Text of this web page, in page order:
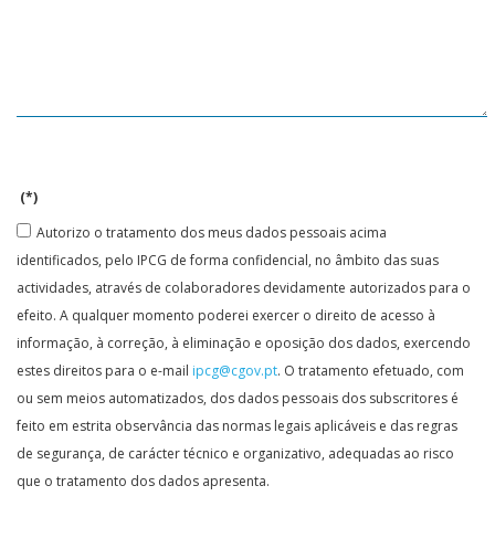
(*)
Autorizo o tratamento dos meus dados pessoais acima
identificados, pelo IPCG de forma confidencial, no âmbito das suas
actividades, através de colaboradores devidamente autorizados para o
efeito. A qualquer momento poderei exercer o direito de acesso à
informação, à correção, à eliminação e oposição dos dados, exercendo
estes direitos para o e-mail ipcg@cgov.pt. O tratamento efetuado, com
ou sem meios automatizados, dos dados pessoais dos subscritores é
feito em estrita observância das normas legais aplicáveis e das regras
de segurança, de carácter técnico e organizativo, adequadas ao risco
que o tratamento dos dados apresenta.